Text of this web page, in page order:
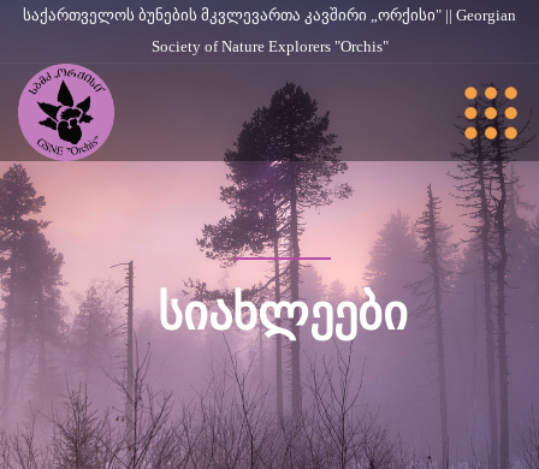
საქართველოს ბუნების მკვლევართა კავშირი „ორქისი" || Georgian
Society of Nature Explorers "Orchis"
ᲡᲘᲐᲮᲚᲔᲔᲑᲘ